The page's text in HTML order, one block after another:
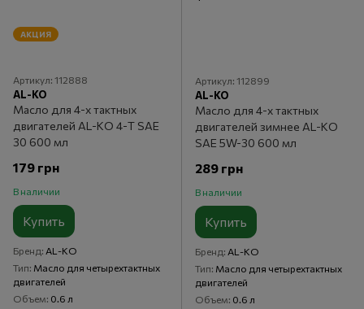
АКЦИЯ
Артикул: 112888
AL-KO
Масло для 4-х тактных
двигателей AL-KO 4-Т SAE
30 600 мл
179 грн
В наличии
Купить
Бренд AL-KO
Тип Масло для четырехтактных
двигателей
Объем 0.6 л
Артикул: 112899
AL-KO
Масло для 4-х тактных
двигателей зимнее AL-KO
SAE 5W-30 600 мл
289 грн
В наличии
Купить
Бренд AL-KO
Тип Масло для четырехтактных
двигателей
Объем 0.6 л